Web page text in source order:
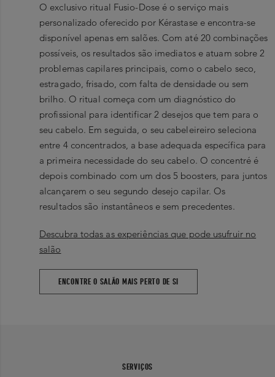
O exclusivo ritual Fusio-Dose é o serviço mais
personalizado oferecido por Kérastase e encontra-se
disponível apenas em salões. Com até 20 combinações
possíveis, os resultados são imediatos e atuam sobre 2
problemas capilares principais, como o cabelo seco,
estragado, frisado, com falta de densidade ou sem
brilho. O ritual começa com um diagnóstico do
profissional para identificar 2 desejos que tem para o
seu cabelo. Em seguida, o seu cabeleireiro seleciona
entre 4 concentrados, a base adequada específica para
a primeira necessidade do seu cabelo. O concentré é
depois combinado com um dos 5 boosters, para juntos
alcançarem o seu segundo desejo capilar. Os
resultados são instantâneos e sem precedentes.
Descubra todas as experiências que pode usufruir no
salão
ENCONTRE O SALÃO MAIS PERTO DE SI
SERVIÇOS